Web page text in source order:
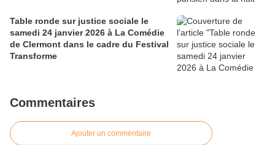
Table ronde sur justice sociale le
samedi 24 janvier 2026 à La Comédie
de Clermont dans le cadre du Festival
Transforme
Commentaires
Ajouter un commentaire